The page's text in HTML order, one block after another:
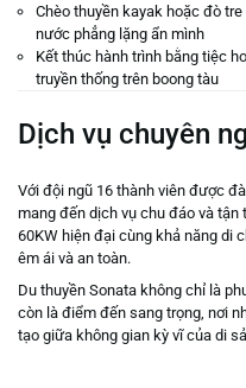
Chèo thuyền kayak hoặc đò
nước phẳng lặng ẩn mình
Kết thúc hành trình bằng tiệc
truyền thống trên boong tàu
Dịch vụ chuyên
Với đội ngũ 16 thành viên được
mang đến dịch vụ chu đáo và
60KW hiện đại cùng khả năng di
êm ái và an toàn.
Du thuyền Sonata không chỉ là
còn là điểm đến sang trọng, nơi
tạo giữa không gian kỳ vĩ của di